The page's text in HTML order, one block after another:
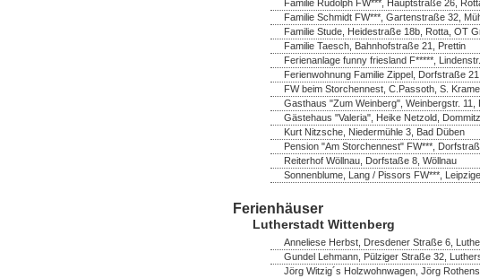
Familie Rudolph FW***, Hauptstraße 26,
Familie Schmidt FW***, Gartenstraße 32,
Familie Stude, Heidestraße 18b, Rotta, OT
Familie Taesch, Bahnhofstraße 21, Prettin
Ferienanlage funny friesland F*****,
Ferienwohnung Familie Zippel, Dorfstraße
FW beim Storchennest, C.Passoth, S.
Gasthaus "Zum Weinberg", Weinbergstr. 11,
Gästehaus "Valeria", Heike Netzold,
Kurt Nitzsche, Niedermühle 3, Bad Düben
Pension "Am Storchennest" FW***,
Reiterhof Wöllnau, Dorfstaße 8, Wöllnau
Sonnenblume, Lang / Pissors FW***,
Ferienhäuser
Lutherstadt Wittenberg
Anneliese Herbst, Dresdener Straße 6,
Gundel Lehmann, Pülziger Straße 32,
Jörg Witzig´s Holzwohnwagen, Jörg